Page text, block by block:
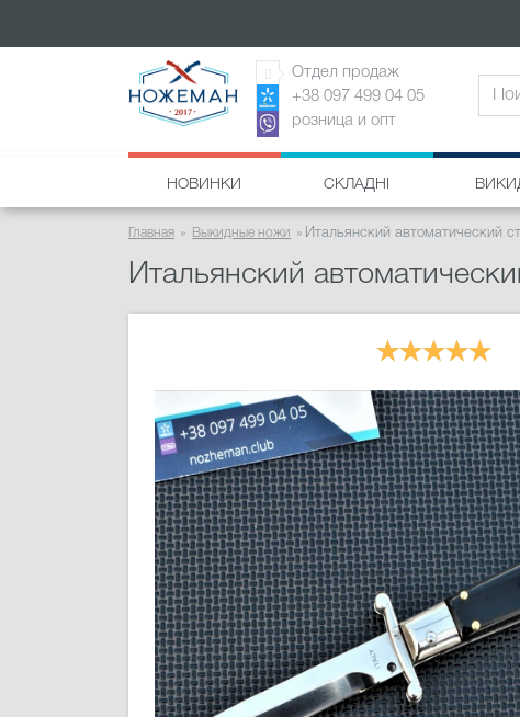
Отдел продаж
+38 097 499 04 05
розница и опт
НОВИНКИ СКЛАДНІ
Главная Выкидные ножи Итальянский автоматический
Итальянский